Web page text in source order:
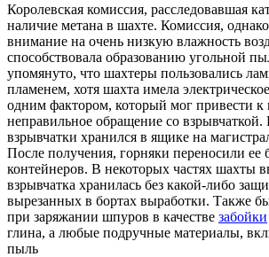
Королевская комиссия, расследовавшая
наличие метана в шахте. Комиссия,
внимание на очень низкую влажность
способствовала образованию угольной
упомянуто, что шахтеры пользовались
пламенем, хотя шахта имела
одним фактором, который мог привести к
неправильное обращение со
взрывчатки хранился в ящике на
После получения, горняки переносили ее
контейнеров. В некоторых частях шахты
взрывчатка хранилась без какой-либо
вырезанных в бортах выработки. Также
при заряжании шпуров в качестве забойки
глина, а любые подручные материалы,
пыль